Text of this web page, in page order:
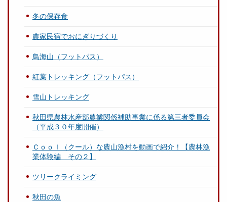
冬の保存食
農家民宿でおにぎりづくり
鳥海山（フットパス）
紅葉トレッキング（フットパス）
雪山トレッキング
秋田県農林水産部農業関係補助事業に係る第三者委員会
（平成３０年度開催）
Ｃｏｏｌ（クール）な農山漁村を動画で紹介！【農林漁
業体験編 その２】
ツリークライミング
秋田の魚